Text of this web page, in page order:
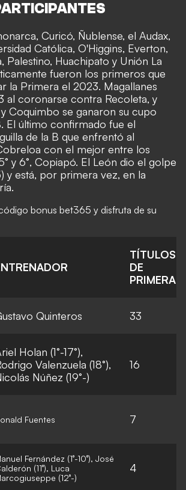
, Curicó, Ñublense, el Audax,
Católica, O'Higgins, Everton,
Palestino, Huachipato y Unión La
fueron los primeros que
la Primera el 2023. Magallanes
al coronarse contra Recoleta, y
Coquimbo se ganaron su cupo
El último confirmado fue el
de la B que enfrentó al
con el mejor entre los
y 6°, Copiapó. El León dio el golpe
y está, por primera vez, en la
bonus bet365 y disfruta de su
TÍTULOS
DE
PRIMERA
Quinteros 33
Holan (1°-17°),
Valenzuela (18°),
Núñez (19°-)
16
Fuentes 7
Fernández (1°-10°), José
(11°), Luca
(12°-)
4